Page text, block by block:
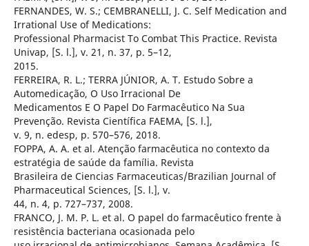
FERNANDES, W. S.; CEMBRANELLI, J. C. Self Medication and
Irrational Use of Medications:
Professional Pharmacist To Combat This Practice. Revista
Univap, [S. l.], v. 21, n. 37, p. 5–12,
2015.
FERREIRA, R. L.; TERRA JÚNIOR, A. T. Estudo Sobre a
Automedicação, O Uso Irracional De
Medicamentos E O Papel Do Farmacêutico Na Sua
Prevenção. Revista Científica FAEMA, [S. l.],
v. 9, n. edesp, p. 570–576, 2018.
FOPPA, A. A. et al. Atenção farmacêutica no contexto da
estratégia de saúde da família. Revista
Brasileira de Ciencias Farmaceuticas/Brazilian Journal of
Pharmaceutical Sciences, [S. l.], v.
44, n. 4, p. 727–737, 2008.
FRANCO, J. M. P. L. et al. O papel do farmacêutico frente à
resistência bacteriana ocasionada pelo